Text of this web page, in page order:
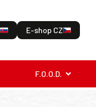
E-shop CZ
F.O.O.D.